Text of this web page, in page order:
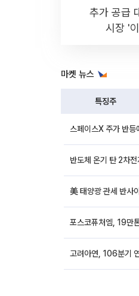
추가 공급
시장 '
마켓 뉴스
특징주